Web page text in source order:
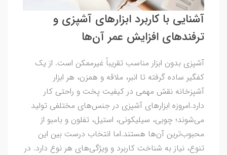
آشنایی با کاربرد ابزارهای آشپزی و
ترفندهای افزایش عمر آن‌ها
آشپزی بدون ابزار مناسب تقریباً غیرممکن است. از یک
کفگیر ساده گرفته تا انبر، ملاقه و همزن، هر ابزار
آشپزخانه نقش مهمی در کیفیت پخت و راحتی کار
دارد.امروزه ابزارهای آشپزی در جنس‌های مختلفی تولید
می‌شوند؛ چوبی، سیلیکونی، استیل، تفلون و بامبو از
محبوب‌ترین آن‌ها هستند.اما انتخاب درست بین این
تنوع، نیاز به شناخت کاربرد و ویژگی‌های هر نوع دارد. در